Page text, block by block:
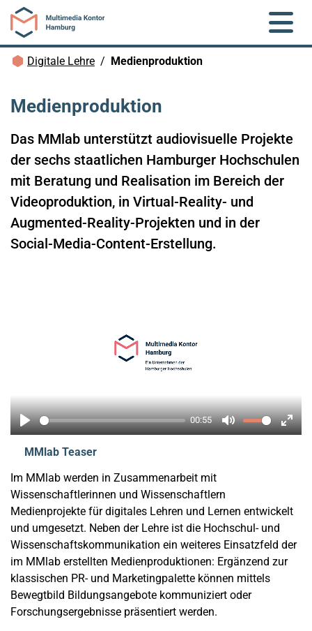
Zum Hauptinhalt springen
Brotkrümelnavigation
Digitale Lehre Medienproduktion
Medienproduktion
Das MMlab unterstützt audiovisuelle Projekte
der sechs staatlichen Hamburger Hochschulen
mit Beratung und Realisation im Bereich der
Videoproduktion, in Virtual-Reality- und
Augmented-Reality-Projekten und in der
Social-Media-Content-Erstellung.
Play
00:55
Mute
Enter
MMlab Teaser
Im MMlab werden in Zusammenarbeit mit
Wissenschaftlerinnen und Wissenschaftlern
Medienprojekte für digitales Lehren und Lernen entwickelt
und umgesetzt. Neben der Lehre ist die Hochschul- und
Wissenschaftskommunikation ein weiteres Einsatzfeld der
im MMlab erstellten Medienproduktionen: Ergänzend zur
klassischen PR- und Marketingpalette können mittels
Bewegtbild Bildungsangebote kommuniziert oder
Forschungsergebnisse präsentiert werden.